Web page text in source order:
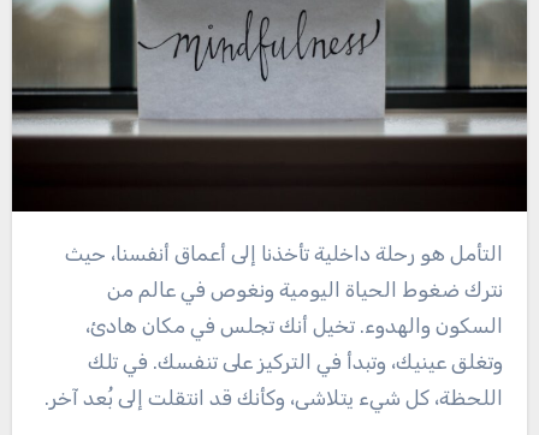
نترك ضغوط الحياة اليومية ونغوص في عالم من
السكون والهدوء. تخيل أنك تجلس في مكان هادئ،
وتغلق عينيك، وتبدأ في التركيز على تنفسك. في تلك
اللحظة، كل شيء يتلاشى، وكأنك قد انتقلت إلى بُعد آخر.